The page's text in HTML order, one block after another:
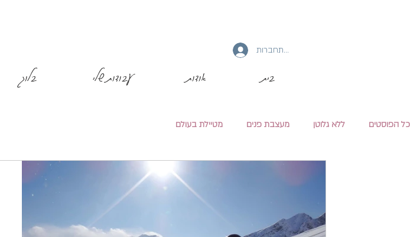
בית אודות עבודות שלי בלוג
להתחברות
כל הפוסטים ללא גלוטן מעצבת פנים מטיילת בעולם
סקי באלסקה